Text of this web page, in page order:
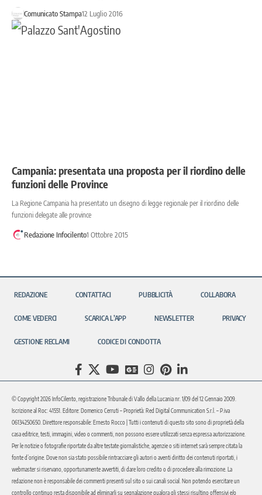
Comunicato Stampa12 Luglio 2016
Campania: presentata una proposta per il riordino delle
funzioni delle Province
La Regione Campania ha presentato un disegno di legge regionale per il riordino delle
funzioni delegate alle province
Redazione Infocilento1 Ottobre 2015
REDAZIONE CONTATTACI PUBBLICITÀ COLLABORA
COME VEDERCI SCARICA L’APP NEWSLETTER PRIVACY
GESTIONE RECLAMI CODICE DI CONDOTTA
© Copyright 2026 InfoCilento, registrazione Tribunale di Vallo della Lucania nr. 1/09 del 12 Gennaio 2009.
Iscrizione al Roc: 41551. Editore: Domenico Cerruti – Proprietà: Red Digital Communication S.r.l. – P.iva
06134250650. Direttore responsabile: Ernesto Rocco | Tutti i contenuti di questo sito sono di proprietà della
casa editrice, testi, immagini, video o commenti, non possono essere utilizzati senza espressa autorizzazione.
Per le notizie o fotografie riportate da altre testate giornalistiche, agenzie o siti internet sarà sempre citata la
fonte d’origine. Dove non sia stato possibile rintracciare gli autori o aventi diritto dei contenuti riportati, i
webmaster si riservano, opportunamente avvertiti, di dare loro credito o di procedere alla rimozione. La
redazione non è responsabile dei commenti presenti sul sito o sui canali social. Non potendo esercitare un
controllo continuo resta disponibile ad eliminarli su segnalazione qualora gli stessi risultino offensivi e/o